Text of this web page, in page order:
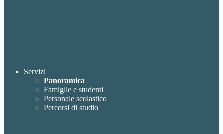
Servizi
Panoramica
Famiglie e studenti
Personale scolastico
Percorsi di studio